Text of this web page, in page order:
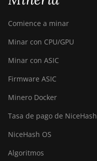
Comience a minar
Minar con CPU/GPU
Minar con ASIC
Firmware ASIC
Minero Docker
Tasa de pago de NiceHash
NiceHash OS
Algoritmos